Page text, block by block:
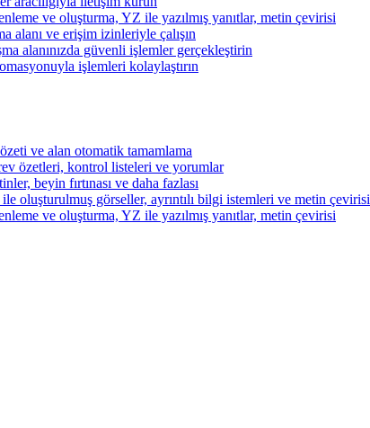
ve oluşturma, YZ ile yazılmış yanıtlar, metin çevirisi
alanı ve erişim izinleriyle çalışın
alanınızda güvenli işlemler gerçekleştirin
işlemleri kolaylaştırın
ve alan otomatik tamamlama
özetleri, kontrol listeleri ve yorumlar
beyin fırtınası ve daha fazlası
oluşturulmuş görseller, ayrıntılı bilgi istemleri ve metin çevirisi
ve oluşturma, YZ ile yazılmış yanıtlar, metin çevirisi